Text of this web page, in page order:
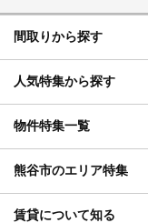
間取りから探す
人気特集から探す
物件特集一覧
熊谷市のエリア特集
賃貸について知る